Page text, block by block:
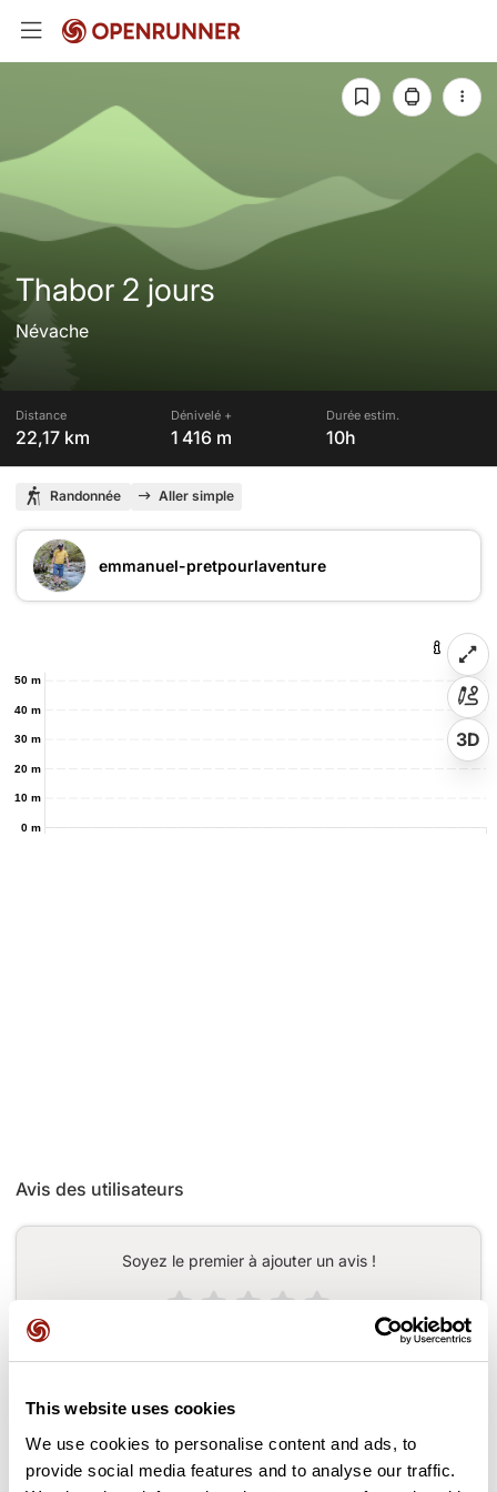
This website uses cookies
We use cookies to personalise content and ads, to
provide social media features and to analyse our traffic.
Thabor 2 jours
Névache
Distance
22,17 km
Dénivelé +
1 416 m
Durée estim.
10h
Randonnée Aller simple
emmanuel-pretpourlaventure
0 m
10 m
20 m
30 m
40 m
50 m
3D
Avis des utilisateurs
Soyez le premier à ajouter un avis !
Cols le long du parcours